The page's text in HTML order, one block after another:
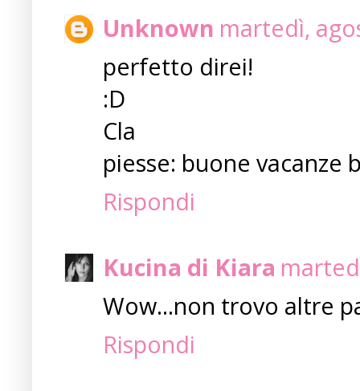
Unknown martedì,
perfetto direi!
:D
Cla
piesse: buone vacanze
Rispondi
Kucina di Kiara
Wow...non trovo altre
Rispondi